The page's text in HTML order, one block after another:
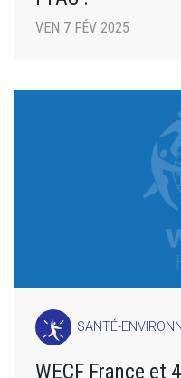
VEN 7 FÉV 2025
SANTÉ-
WECF France et